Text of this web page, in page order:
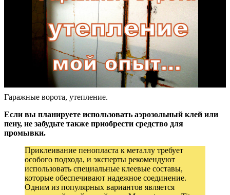
Гаражные ворота, утепление.
Если вы планируете использовать аэрозольный клей или
пену, не забудьте также приобрести средство для
промывки.
Приклеивание пенопласта к металлу требует
особого подхода, и эксперты рекомендуют
использовать специальные клеевые составы,
которые обеспечивают надежное соединение.
Одним из популярных вариантов является